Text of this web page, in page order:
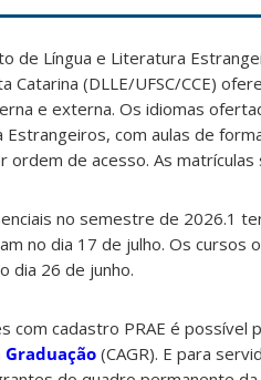
de Língua e Literatura
Catarina (DLLE/UFSC/CCE)
e externa. Os idiomas
Estrangeiros, com aulas de
ordem de acesso. As
no semestre de 2026.1
no dia 17 de julho. Os cursos
dia 26 de junho.
com cadastro PRAE é possível
(CAGR). E para